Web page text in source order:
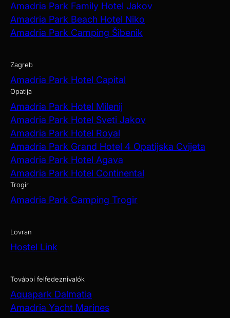
Amadria Park Family Hotel Jakov
Amadria Park Beach Hotel Niko
Amadria Park Camping Šibenik
Zagreb
Amadria Park Hotel Capital
Opatija
Amadria Park Hotel Milenij
Amadria Park Hotel Sveti Jakov
Amadria Park Hotel Royal
Amadria Park Grand Hotel 4 Opatijska Cvijeta
Amadria Park Hotel Agava
Amadria Park Hotel Continental
Trogir
Amadria Park Camping Trogir
Lovran
Hostel Link
További felfedeznivalók
Aquapark Dalmatia
Amadria Yacht Marines